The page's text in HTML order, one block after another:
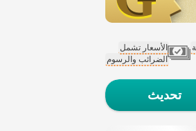
الأسعار تشمل
الضرائب والرسوم
تحديث